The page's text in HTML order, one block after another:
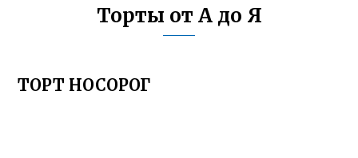
Торты от А до Я
ТОРТ НОСОРОГ